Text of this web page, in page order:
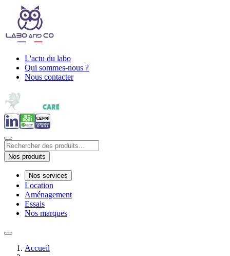
L'actu du labo
Qui sommes-nous ?
Nous contacter
Nos produits
Nos services
Location
Aménagement
Essais
Nos marques
Accueil